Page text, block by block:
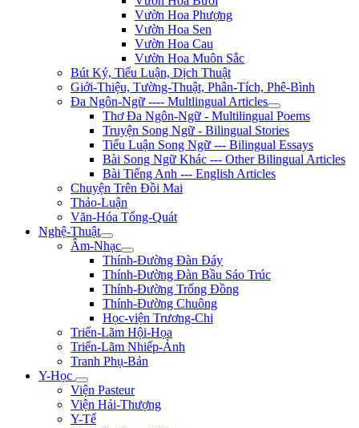
Vườn Hoa Phượng
Vườn Hoa Sen
Vườn Hoa Cau
Vườn Hoa Muôn Sắc
Bút Ký, Tiểu Luận, Dịch Thuật
Giới-Thiệu, Tường-Thuật, Phân-Tích, Phê-Bình
Đa Ngôn-Ngữ ---- Multlingual Articles
Thơ Đa Ngôn-Ngữ - Multilingual Poems
Truyện Song Ngữ - Bilingual Stories
Tiểu Luận Song Ngữ --- Bilingual Essays
Bài Song Ngữ Khác --- Other Bilingual Articles
Bài Tiếng Anh --- English Articles
Chuyện Trên Đồi Mai
Thảo-Luận
Văn-Hóa Tổng-Quát
Nghệ-Thuật
Âm-Nhạc
Thính-Đường Đàn Đáy
Thính-Đường Đàn Bầu Sáo Trúc
Thính-Đường Trống Đồng
Thính-Đường Chuông
Học-viện Trương-Chi
Triển-Lãm Hội-Họa
Triển-Lãm Nhiếp-Ảnh
Tranh Phụ-Bản
Y-Học
Viện Pasteur
Viện Hải-Thượng
Y-Tế